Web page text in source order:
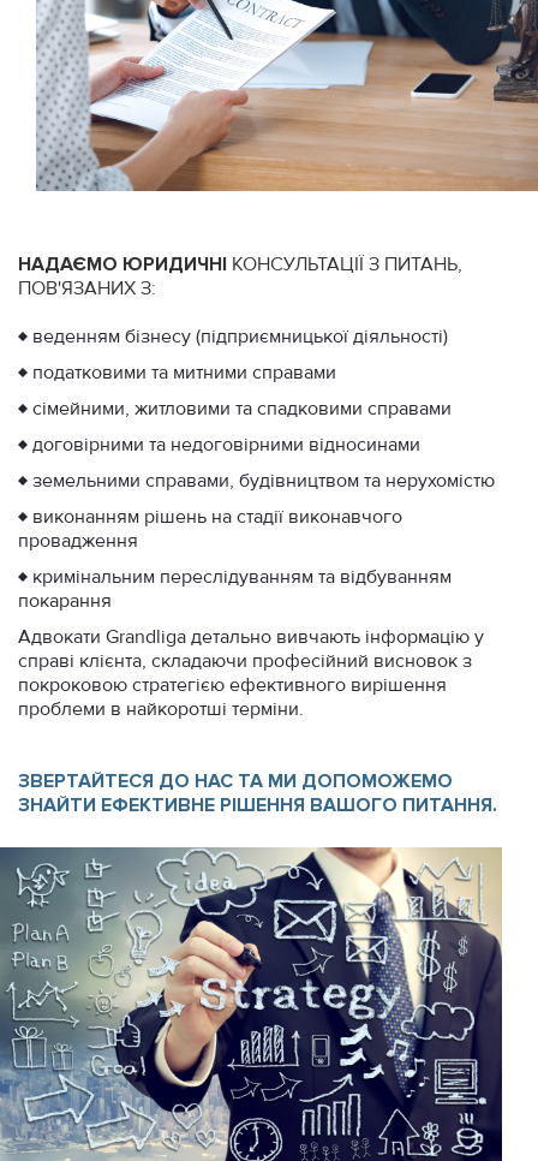
НАДАЄМО ЮРИДИЧНІ КОНСУЛЬТАЦІЇ З ПИТАНЬ,
ПОВ'ЯЗАНИХ З:
♦ веденням бізнесу (підприємницької діяльності)
♦ податковими та митними справами
♦ сімейними, житловими та спадковими справами
♦ договірними та недоговірними відносинами
♦ земельними справами, будівництвом та нерухомістю
♦ виконанням рішень на стадії виконавчого
провадження
♦ кримінальним переслідуванням та відбуванням
покарання
Адвокати Grandliga детально вивчають інформацію у
справі клієнта, складаючи професійний висновок з
покроковою стратегією ефективного вирішення
проблеми в найкоротші терміни.
ЗВЕРТАЙТЕСЯ ДО НАС ТА МИ ДОПОМОЖЕМО
ЗНАЙТИ ЕФЕКТИВНЕ РІШЕННЯ ВАШОГО ПИТАННЯ.